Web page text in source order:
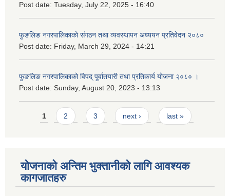
Post date: Tuesday, July 22, 2025 - 16:40
फुङलिङ नगरपालिकाको संगठन तथा व्यवस्थापन अध्ययन प्रतिवेदन २०८०
Post date: Friday, March 29, 2024 - 14:21
फुङलिङ नगरपालिकाको विपद् पूर्वातयारी तथा प्रतिकार्य योजना २०८० ।
Post date: Sunday, August 20, 2023 - 13:13
Pages
1 2 3 next › last »
योजनाको अन्तिम भुक्तानीको लागि आवश्यक
कागजातहरु